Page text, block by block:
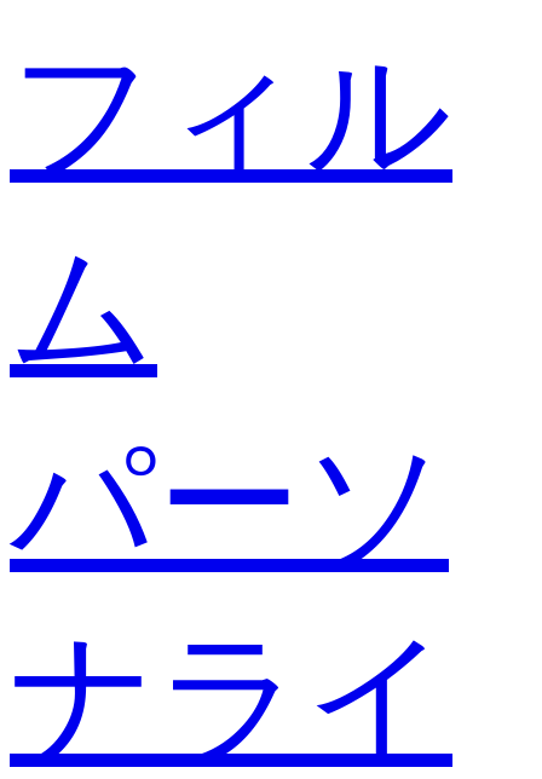
フィル
ム
パーソ
ナライ